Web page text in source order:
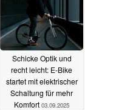
Schicke Optik und
recht leicht: E-Bike
startet mit elektrischer
Schaltung für mehr
Komfort 03.09.2025